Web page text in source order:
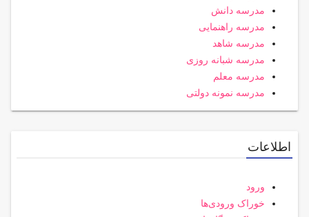
مدرسه دانش
مدرسه راهنمایی
مدرسه شاهد
مدرسه شبانه روزی
مدرسه معلم
مدرسه نمونه دولتی
اطلاعات
ورود
خوراک ورودی‌ها